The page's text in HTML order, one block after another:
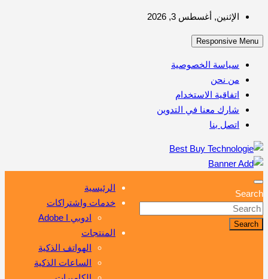
Skip
content
الإثنين, أغسطس 3, 2026
Responsive Menu
سياسة الخصوصية
من نحن
اتفاقية الاستخدام
شارك معنا في التدوين
اتصل بنا
Best Buy Technologie
أهم مبيعات عالم التكنولوجيا
Search
Search
الرئيسية
خدمات واشتراكات
ادوبي Adobe I
المنتجات
الهواتف الذكية
الساعات الذكية